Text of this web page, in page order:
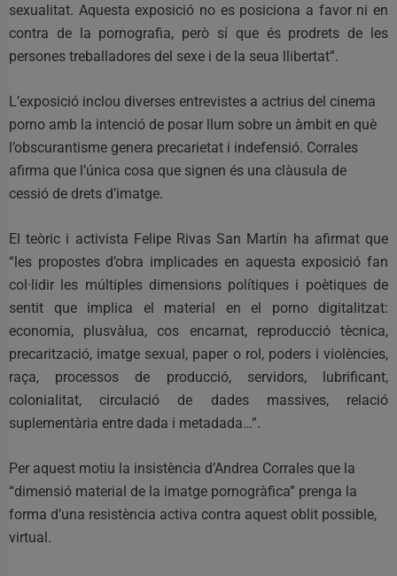
sexualitat. Aquesta exposició no es posiciona a favor ni en
contra de la pornografia, però sí que és prodrets de les
persones treballadores del sexe i de la seua llibertat”.
L’exposició inclou diverses entrevistes a actrius del cinema
porno amb la intenció de posar llum sobre un àmbit en què
l’obscurantisme genera precarietat i indefensió. Corrales
afirma que l’única cosa que signen és una clàusula de
cessió de drets d’imatge.
El teòric i activista Felipe Rivas San Martín ha afirmat que
“les propostes d’obra implicades en aquesta exposició fan
col·lidir les múltiples dimensions polítiques i poètiques de
sentit que implica el material en el porno digitalitzat:
economia, plusvàlua, cos encarnat, reproducció tècnica,
precarització, imatge sexual, paper o rol, poders i violències,
raça, processos de producció, servidors, lubrificant,
colonialitat, circulació de dades massives, relació
suplementària entre dada i metadada…”.
Per aquest motiu la insistència d’Andrea Corrales que la
“dimensió material de la imatge pornogràfica” prenga la
forma d’una resistència activa contra aquest oblit possible,
virtual.